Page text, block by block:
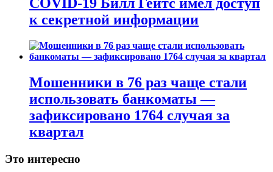
к секретной информации
Мошенники в 76 раз чаще стали
использовать банкоматы —
зафиксировано 1764 случая за
квартал
Это интересно